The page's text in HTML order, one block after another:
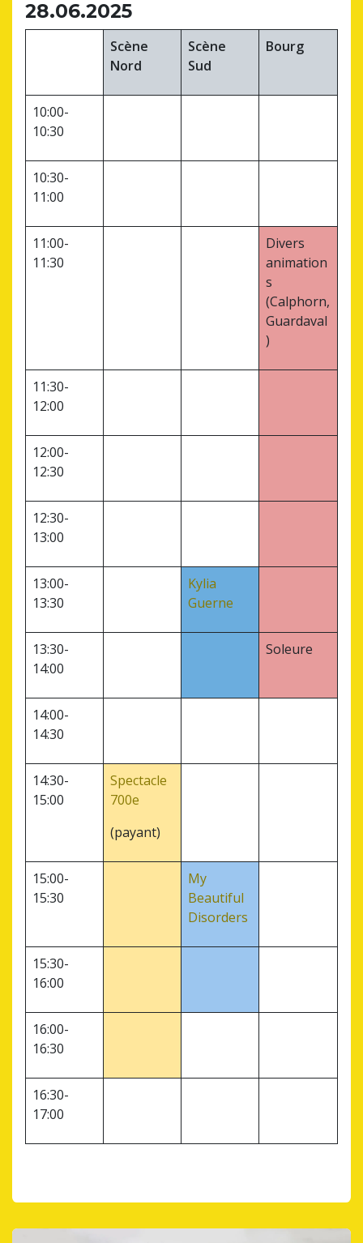
28.06.2025
Scène
Nord
Scène
Sud
Bourg
10:00-
10:30
10:30-
11:00
11:00-
11:30
Divers
animation
s
(Calphorn,
Guardaval
)
11:30-
12:00
12:00-
12:30
12:30-
13:00
13:00-
13:30
Kylia
Guerne
13:30-
14:00
Soleure
14:00-
14:30
14:30-
15:00
Spectacle
700e
(payant)
15:00-
15:30
My
Beautiful
Disorders
15:30-
16:00
16:00-
16:30
16:30-
17:00